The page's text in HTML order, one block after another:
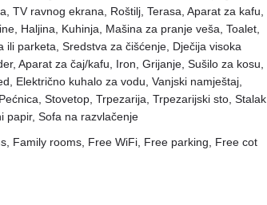
TV ravnog ekrana, Roštilj, Terasa, Aparat za kafu,
Haljina, Kuhinja, Mašina za pranje veša, Toalet,
parketa, Sredstva za čišćenje, Dječija visoka
Aparat za čaj/kafu, Iron, Grijanje, Sušilo za kosu,
Električno kuhalo za vodu, Vanjski namještaj,
Stovetop, Trpezarija, Trpezarijski sto, Stalak
papir, Sofa na razvlačenje
Family rooms, Free WiFi, Free parking, Free cot